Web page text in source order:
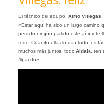
El técnico del equipo, Ximo Villegas
«Estar aquí ha sido un largo camino
perdido ningún partido este año y te
todo. Cuando ellas lo dan todo, es
muchos más juntos, todo Aldaia ,
flipando»